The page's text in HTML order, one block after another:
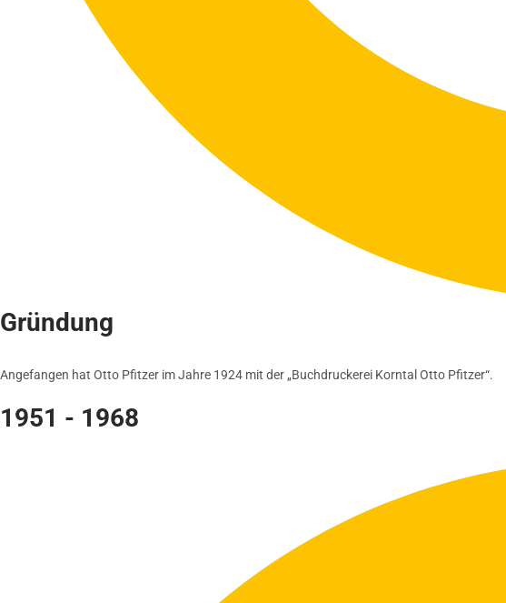
Gründung
Angefangen hat Otto Pfitzer im Jahre 1924 mit der „Buchdruckerei Korntal Otto Pfitzer“.
1951 - 1968